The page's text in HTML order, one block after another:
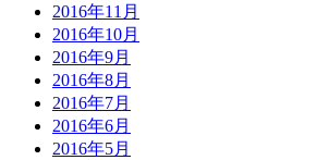
2016年11月
2016年10月
2016年9月
2016年8月
2016年7月
2016年6月
2016年5月